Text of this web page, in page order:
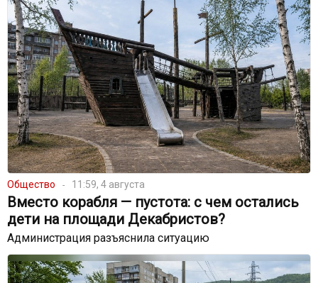
Общество 11:59, 4 августа
Вместо корабля — пустота: с чем остались
дети на площади Декабристов?
Администрация разъяснила ситуацию